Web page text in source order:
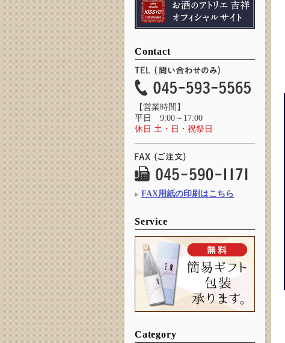
Contact
【営業時間】
平日 9:00～17:00
休日 土・日・祝祭日
FAX用紙の印刷はこちら
Service
Category